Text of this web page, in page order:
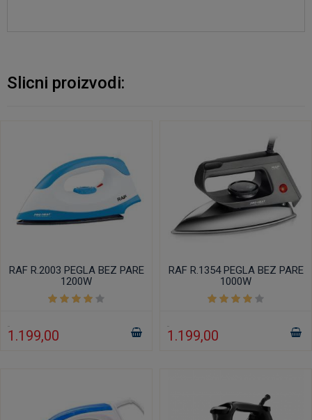
Slicni proizvodi:
RAF R.2003 PEGLA BEZ PARE
1200W
1.199,00
RAF R.1354 PEGLA BEZ PARE
1000W
1.199,00